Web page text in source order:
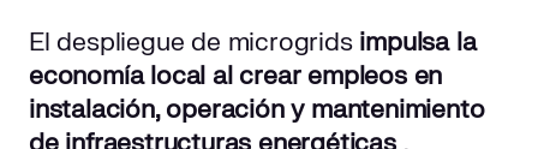
El despliegue de microgrids impulsa la
economía local al crear empleos en
instalación, operación y mantenimiento